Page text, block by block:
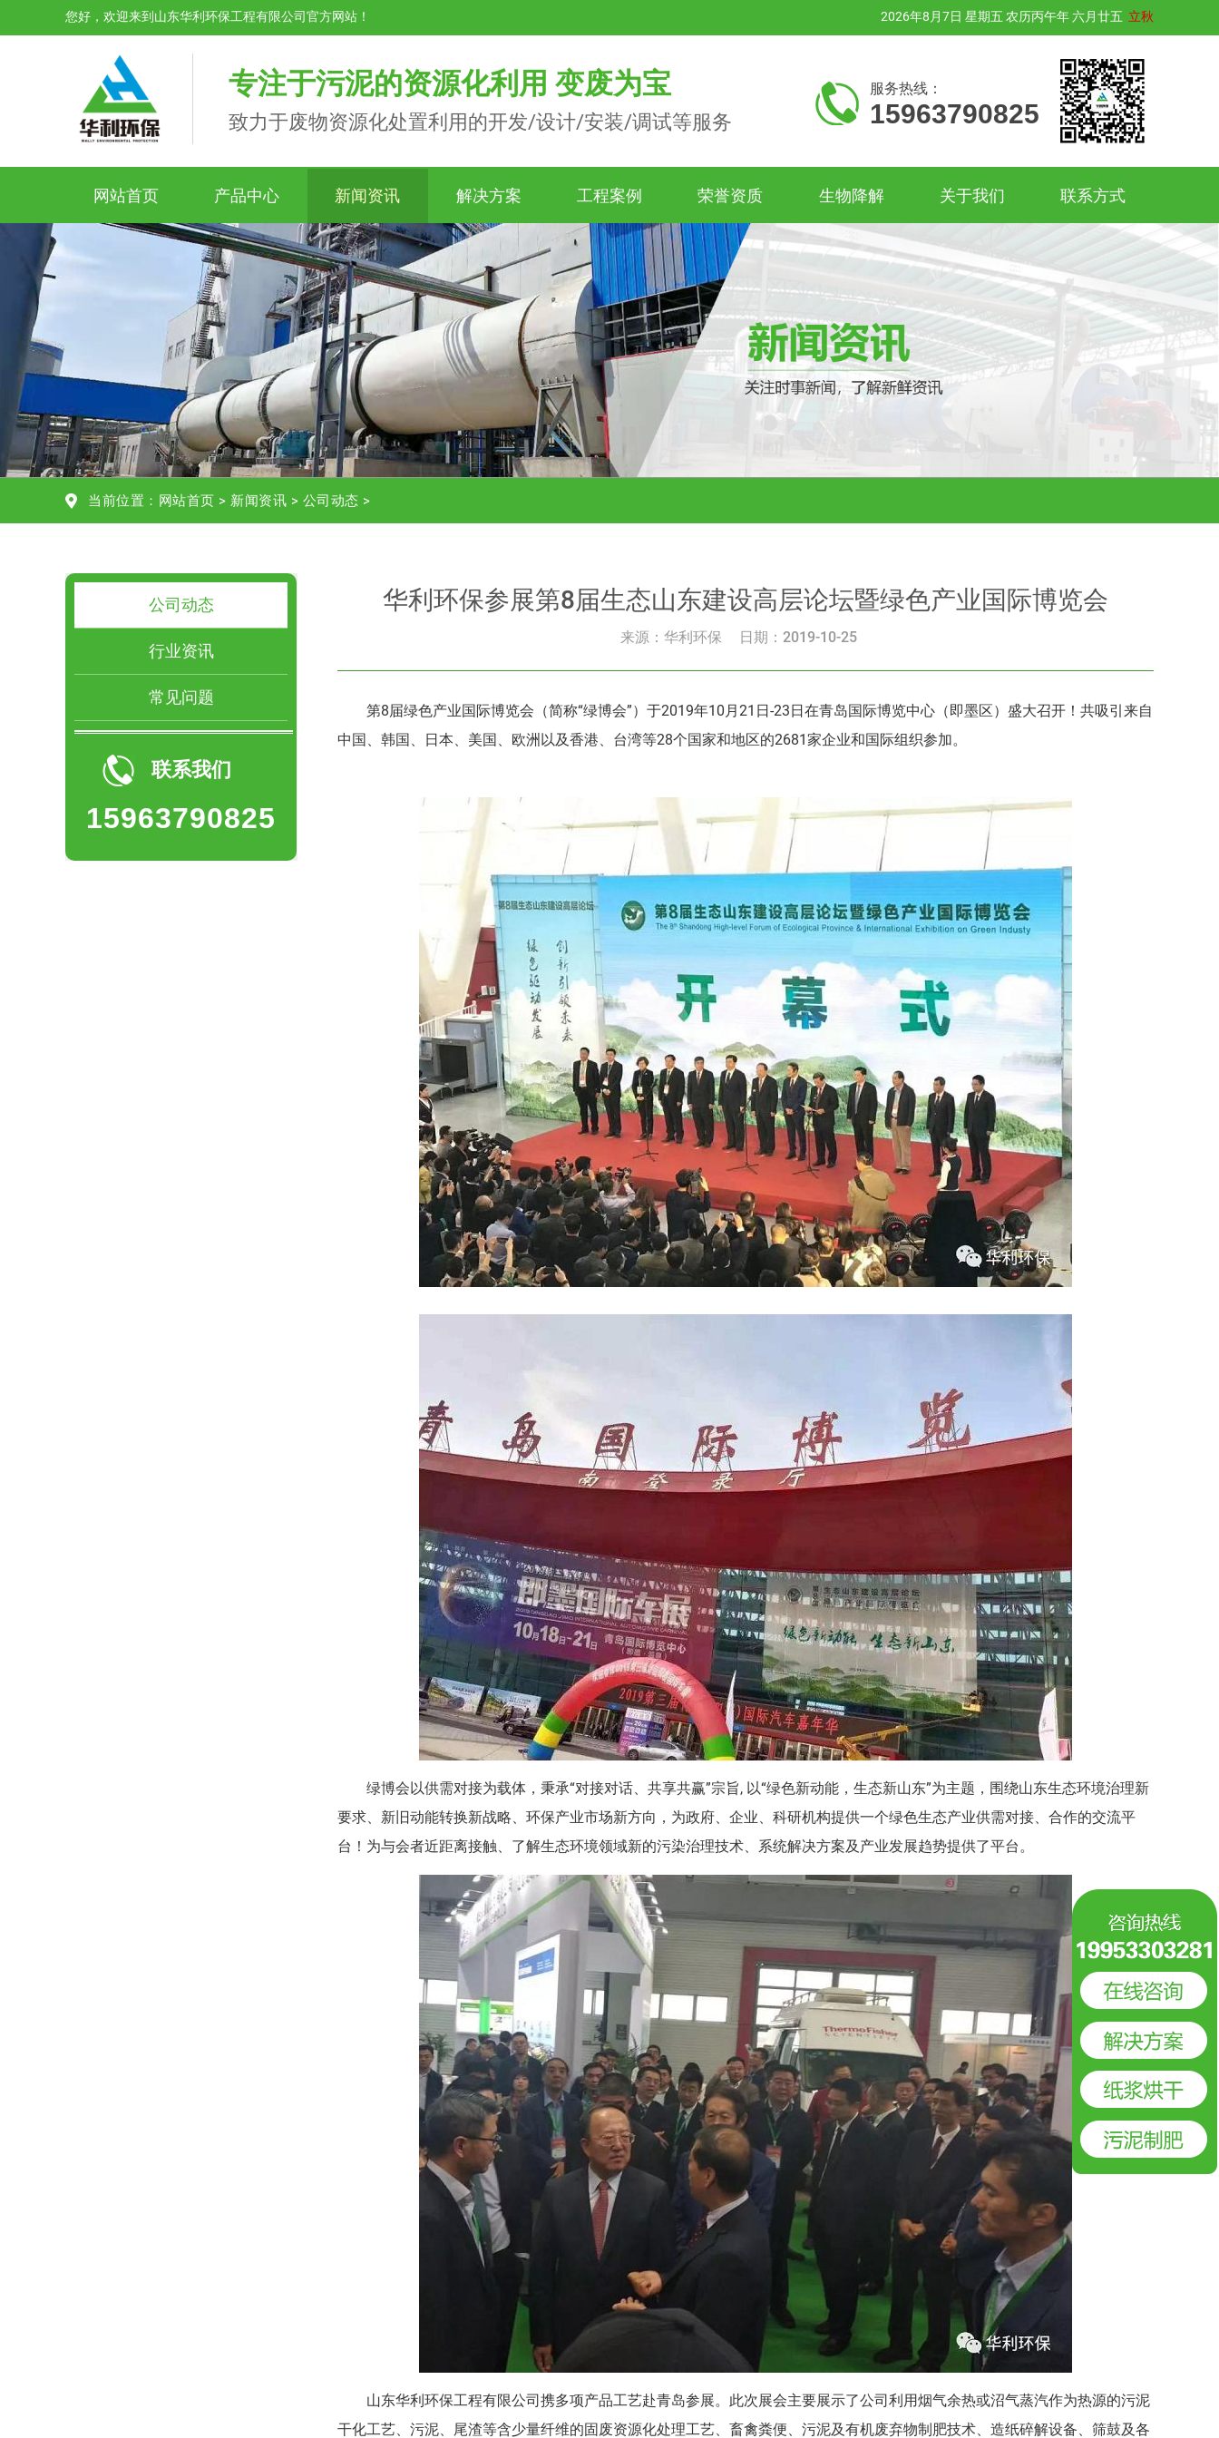
您好，欢迎来到山东华利环保工程有限公司官方网站！ 2026年8月7日 星期五 农历丙午年 六月廿五 立秋
专注于污泥的资源化利用 变废为宝
致力于废物资源化处置利用的开发/设计/安装/调试等服务
服务热线：
15963790825
159637908 2 5
159637908 2 5
网站首页 产品中心 新闻资讯 解决方案 工程案例 荣誉资质 生物降解 关于我们 联系方式
当前位置： 网站首页 > 新闻资讯 > 公司动态 >
公司动态
行业资讯
常见问题
15963790825
联系我们
华利环保参展第8届生态山东建设高层论坛暨绿色产业国际博览会
来源：华利环保 日期：2019-10-25
第8届绿色产业国际博览会（简称“绿博会”）于2019年10月21日-23日在青岛国际博览中心（即墨区）盛大召开！共吸引来自
中国、韩国、日本、美国、欧洲以及香港、台湾等28个国家和地区的2681家企业和国际组织参加。
绿博会以供需对接为载体，秉承“对接对话、共享共赢”宗旨, 以“绿色新动能，生态新山东”为主题，围绕山东生态环境治理新
要求、新旧动能转换新战略、环保产业市场新方向，为政府、企业、科研机构提供一个绿色生态产业供需对接、合作的交流平
台！为与会者近距离接触、了解生态环境领域新的污染治理技术、系统解决方案及产业发展趋势提供了平台。
山东华利环保工程有限公司携多项产品工艺赴青岛参展。此次展会主要展示了公司利用烟气余热或沼气蒸汽作为热源的污泥
干化工艺、污泥、尾渣等含少量纤维的固废资源化处理工艺、畜禽粪便、污泥及有机废弃物制肥技术、造纸碎解设备、筛鼓及各